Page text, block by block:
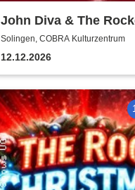
John Diva & The
Love - Tour 2026/2027
Solingen, COBRA Kulturzentrum
12.12.2026